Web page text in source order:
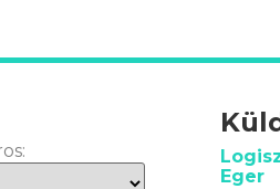
Eger